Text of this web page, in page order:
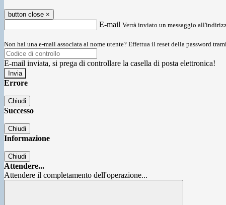
button close ×
E-mail Verrà inviato un messaggio
Non hai una e-mail associata al nome utente? Effettua il reset della password
E-mail inviata, si prega di controllare la casella di posta elettronica!
Errore
Chiudi
Successo
Chiudi
Informazione
Chiudi
Attendere...
Attendere il completamento dell'operazione...